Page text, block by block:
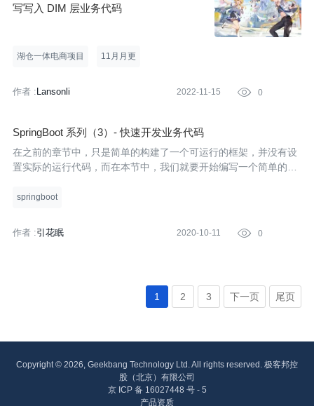
写写入 DIM 层业务代码
湖仓一体电商项目 11月月更
作者 : Lansonli 2022-11-15  0
SpringBoot 系列（3）- 快速开发业务代码
在之前的章节中，只是简单的构建了一个可运行的框架，并没有设
置实际的运行代码，而在本节中，我们就要开始编写一个简单的业
springboot
作者 :引花眠 2020-10-11  0
1 2 3 下一页 尾页
Copyright © 2026, Geekbang Technology Ltd. All rights reserved. 极客邦控
股（北京）有限公司
京 ICP 备 16027448 号 - 5
产品资质